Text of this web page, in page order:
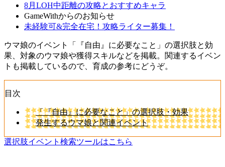
8月LOH中距離の攻略とおすすめキャラ
GameWithからのお知らせ
未経験可&完全在宅！攻略ライター募集！
ウマ娘のイベント「『自由』に必要なこと」の選択肢と効
果、対象のウマ娘や獲得スキルなどを掲載。関連するイベン
トも掲載しているので、育成の参考にどうぞ。
目次
「『自由』に必要なこと」の選択肢・効果
発生するウマ娘と関連イベント
選択肢イベント検索ツールはこちら